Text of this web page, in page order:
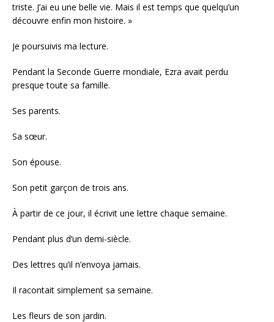
triste. J’ai eu une belle vie. Mais il est temps que quelqu’un
découvre enfin mon histoire. »
Je poursuivis ma lecture.
Pendant la Seconde Guerre mondiale, Ezra avait perdu
presque toute sa famille.
Ses parents.
Sa sœur.
Son épouse.
Son petit garçon de trois ans.
À partir de ce jour, il écrivit une lettre chaque semaine.
Pendant plus d’un demi-siècle.
Des lettres qu’il n’envoya jamais.
Il racontait simplement sa semaine.
Les fleurs de son jardin.